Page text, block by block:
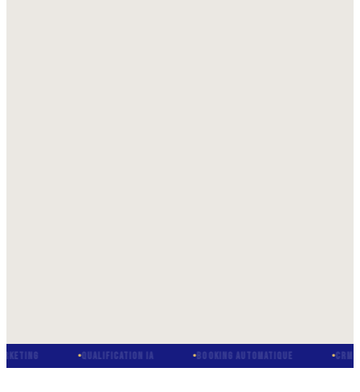
QUALIFICATION IA BOOKING AUTOMATIQUE CRM INTÉGRÉ